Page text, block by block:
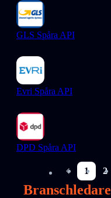
GLS Spåra API
Evri Spåra API
DPD Spåra API
1 2